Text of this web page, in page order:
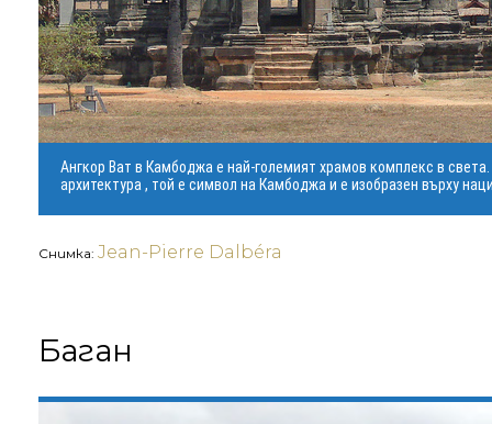
Ангкор Ват в Камбоджа е най-големият храмов комплекс в
архитектура , той е символ на Камбоджа и е изобразен върху
Снимка: Jean-Pierre Dalbéra
Баган